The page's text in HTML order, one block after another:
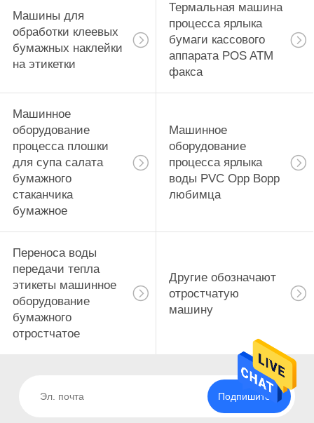
Машины для
обработки клеевых
бумажных наклейки
на этикетки
Термальная машина
процесса ярлыка
бумаги кассового
аппарата POS ATM
факса
Машинное
оборудование
процесса плошки
для супа салата
бумажного
стаканчика
бумажное
Машинное
оборудование
процесса ярлыка
воды PVC Opp Bopp
любимца
Переноса воды
передачи тепла
этикеты машинное
оборудование
бумажного
отростчатое
Другие обозначают
отростчатую
машину
Подпишитесь